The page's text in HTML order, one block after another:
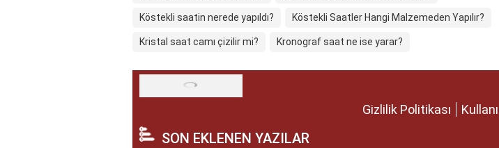
Köstekli saatin nerede yapıldı? Köstekli Saatler Hangi Malzemeden Yapılır?
Kristal saat camı çizilir mi? Kronograf saat ne ise yarar?
Gizlilik Politikası
SON EKLENEN YAZILAR